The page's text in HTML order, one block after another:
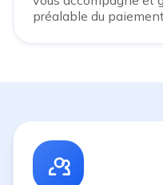
préalable du